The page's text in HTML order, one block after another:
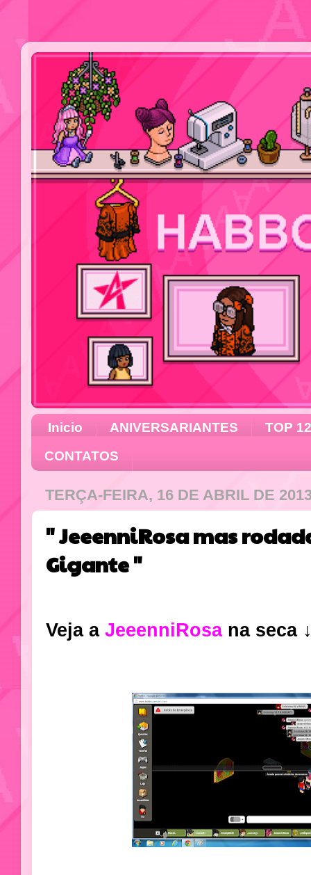
Inicio ANIVERSARIANTES
TOP 12
CONTATOS
TERÇA-FEIRA, 16 DE ABRIL DE
" JeeenniRosa mas
Gigante "
Veja a JeeenniRosana seca